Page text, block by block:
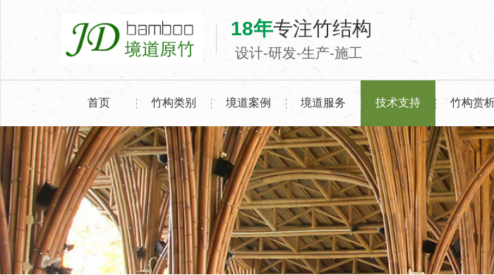
18年专注竹结构
设计-研发-生产-施工
首页 竹构类别 境道案例 境道服务 技术支持 竹构赏